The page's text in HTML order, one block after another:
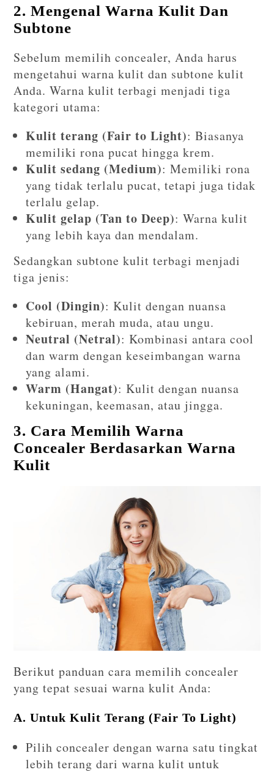
2. Mengenal Warna Kulit Dan
Subtone
Sebelum memilih concealer, Anda harus
mengetahui warna kulit dan subtone kulit
Anda. Warna kulit terbagi menjadi tiga
kategori utama:
Kulit terang (Fair to Light): Biasanya
memiliki rona pucat hingga krem.
Kulit sedang (Medium): Memiliki rona
yang tidak terlalu pucat, tetapi juga tidak
terlalu gelap.
Kulit gelap (Tan to Deep): Warna kulit
yang lebih kaya dan mendalam.
Sedangkan subtone kulit terbagi menjadi
tiga jenis:
Cool (Dingin): Kulit dengan nuansa
kebiruan, merah muda, atau ungu.
Neutral (Netral): Kombinasi antara cool
dan warm dengan keseimbangan warna
yang alami.
Warm (Hangat): Kulit dengan nuansa
kekuningan, keemasan, atau jingga.
3. Cara Memilih Warna
Concealer Berdasarkan Warna
Kulit
Berikut panduan cara memilih concealer
yang tepat sesuai warna kulit Anda:
A. Untuk Kulit Terang (Fair To Light)
Pilih concealer dengan warna satu tingkat
lebih terang dari warna kulit untuk